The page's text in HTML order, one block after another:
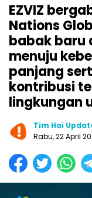
EZVIZ
Nations
babak baru
menuju
panjang
kontribusi
lingkungan
Tim Hai
Rabu, 22 April